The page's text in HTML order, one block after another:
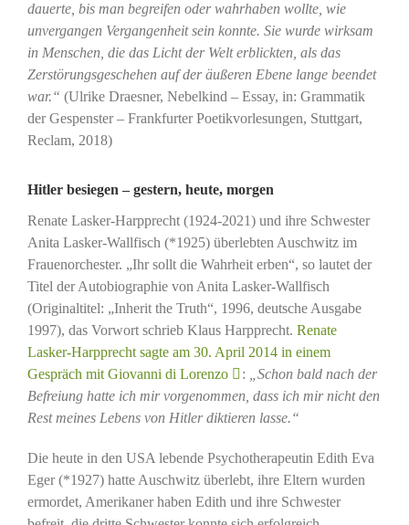
dauerte, bis man begreifen oder wahrhaben wollte, wie
unvergangen Vergangenheit sein konnte. Sie wurde wirksam
in Menschen, die das Licht der Welt erblickten, als das
Zerstörungsgeschehen auf der äußeren Ebene lange beendet
war.“ (Ulrike Draesner, Nebelkind – Essay, in: Grammatik
der Gespenster – Frankfurter Poetikvorlesungen, Stuttgart,
Reclam, 2018)
Hitler besiegen – gestern, heute, morgen
Renate Lasker-Harpprecht (1924-2021) und ihre Schwester
Anita Lasker-Wallfisch (*1925) überlebten Auschwitz im
Frauenorchester. „Ihr sollt die Wahrheit erben“, so lautet der
Titel der Autobiographie von Anita Lasker-Wallfisch
(Originaltitel: „Inherit the Truth“, 1996, deutsche Ausgabe
1997), das Vorwort schrieb Klaus Harpprecht. Renate
Lasker-Harpprecht sagte am 30. April 2014 in einem
Gespräch mit Giovanni di Lorenzo
: „Schon bald nach der
Befreiung hatte ich mir vorgenommen, dass ich mir nicht den
Rest meines Lebens von Hitler diktieren lasse.“
Die heute in den USA lebende Psychotherapeutin Edith Eva
Eger (*1927) hatte Auschwitz überlebt, ihre Eltern wurden
ermordet, Amerikaner haben Edith und ihre Schwester